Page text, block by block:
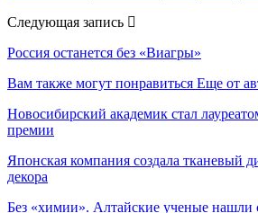
Следующая запись
Россия останется без «Виагры»
Вам также могут понравиться Еще от
Новосибирский академик стал
премии
Японская компания создала тканевый
декора
Без «химии». Алтайские ученые нашли